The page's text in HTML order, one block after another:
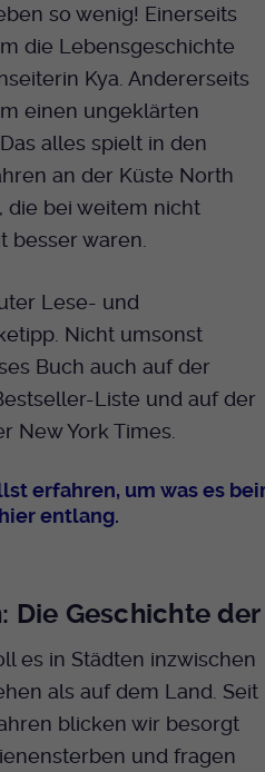
so wenig! Einerseits
die Lebensgeschichte
Kya. Andererseits
einen ungeklärten
alles spielt in den
an der Küste North
die bei weitem nicht
besser waren.
Lese- und
Nicht umsonst
Buch auch auf der
Liste und auf der
New York Times.
erfahren, um was es
entlang.
Die Geschichte
es in Städten inzwischen
als auf dem Land. Seit
blicken wir besorgt
und fragen